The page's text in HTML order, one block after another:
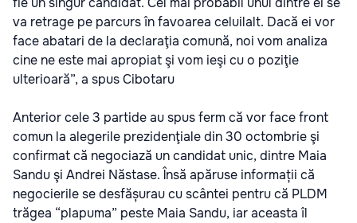
va retrage pe parcurs în favoarea celuilalt. Dacă ei vor
face abatari de la declaraţia comună, noi vom analiza
cine ne este mai apropiat şi vom ieşi cu o poziţie
ulterioară”, a spus Cibotaru
Anterior cele 3 partide au spus ferm că vor face front
comun la alegerile prezidenţiale din 30 octombrie şi
confirmat că negociază un candidat unic, dintre Maia
Sandu şi Andrei Năstase. Însă apăruse informații că
negocierile se desfășurau cu scântei pentru că PLDM
trăgea “plapuma” peste Maia Sandu, iar aceasta îl